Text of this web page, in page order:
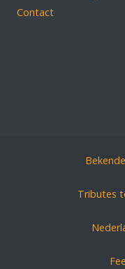
Contact
Tributes